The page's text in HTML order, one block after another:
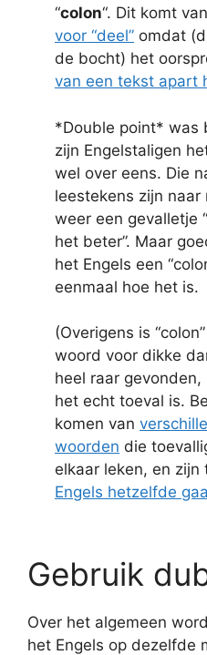
“colon“. Dit komt
voor “deel” omdat
de bocht) het
van een tekst apart
*Double point* was
zijn Engelstaligen
wel over eens. Die
leestekens zijn naar
weer een gevalletje
het beter”. Maar
het Engels een
eenmaal hoe het is.
(Overigens is
woord voor dikke
heel raar
het echt toeval is.
komen van
woorden die
elkaar leken, en zijn
Engels hetzelfde
Gebruik
Over het algemeen
het Engels op dezelfde